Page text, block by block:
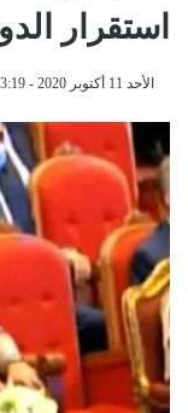
استقرار
الأحد 11 أكتوبر 2020 - 3:19 مساءً